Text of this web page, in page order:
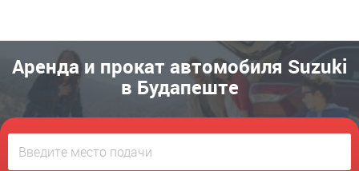
Аренда и прокат автомобиля Suzuki
в Будапеште